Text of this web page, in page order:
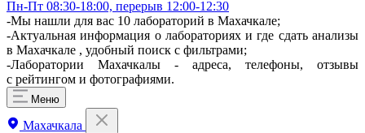
Пн-Пт 08:30-18:00, перерыв 12:00-12:30
-Мы нашли для вас 10 лабораторий в Махачкале;
-Актуальная информация о лабораториях и где сдать анализы
в Махачкале , удобный поиск с фильтрами;
-Лаборатории Махачкалы - адреса, телефоны, отзывы
с рейтингом и фотографиями.
Меню
Махачкала